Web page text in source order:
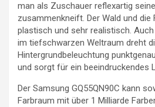
man als Zuschauer reflexartig
zusammenkneift. Der Wald und die
plastisch und sehr realistisch.
im tiefschwarzen Weltraum dreht
Hintergrundbeleuchtung
und sorgt für ein beeindruckendes
Der Samsung GQ55QN90C kann
Farbraum mit über 1 Milliarde